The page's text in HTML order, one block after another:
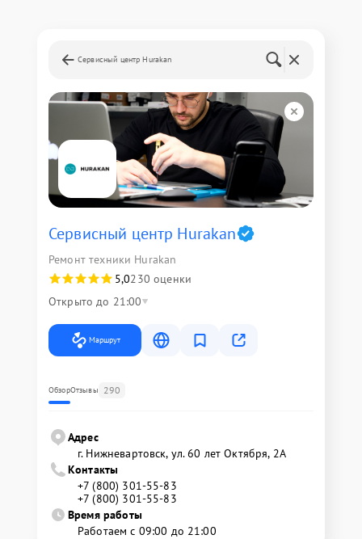
Сервисный центр Hurakan
Сервисный центр Hurakan
Ремонт техники Hurakan
5,0230 оценки
Открыто до 21:00
Маршрут
ОбзорОтзывы 290
Адрес
г. Нижневартовск, ул. 60 лет Октября, 2А
Контакты
+7 (800) 301-55-83
+7 (800) 301-55-83
Время работы
Работаем с 09:00 до 21:00